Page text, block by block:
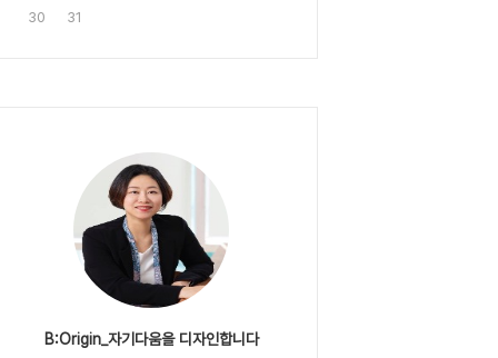
30
31
B:Origin_자기다움을 디자인합니다